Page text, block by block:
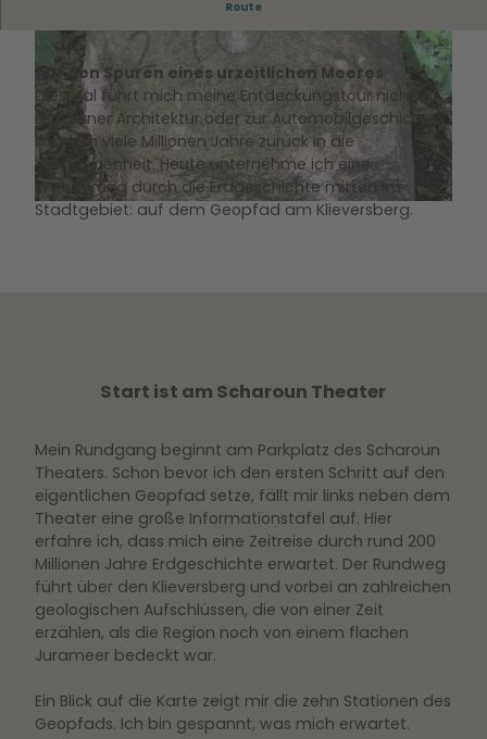
© Wolfsburg Wirtschaft und Marketing GmbH |
© Wolfsburg Wirtschaft und Marketing GmbH |CC0
Route
Auf den Spuren eines urzeitlichen Meeres
Diesmal führt mich meine Entdeckungstour nicht zu
moderner Architektur oder zur Automobilgeschichte,
sondern viele Millionen Jahre zurück in die
Vergangenheit. Heute unternehme ich eine
Wanderung durch die Erdgeschichte mitten im
Stadtgebiet: auf dem Geopfad am Klieversberg.
Start ist am Scharoun Theater
Mein Rundgang beginnt am Parkplatz des Scharoun
Theaters. Schon bevor ich den ersten Schritt auf den
eigentlichen Geopfad setze, fällt mir links neben dem
Theater eine große Informationstafel auf. Hier
erfahre ich, dass mich eine Zeitreise durch rund 200
Millionen Jahre Erdgeschichte erwartet. Der Rundweg
führt über den Klieversberg und vorbei an zahlreichen
geologischen Aufschlüssen, die von einer Zeit
erzählen, als die Region noch von einem flachen
Jurameer bedeckt war.
Ein Blick auf die Karte zeigt mir die zehn Stationen des
Geopfads. Ich bin gespannt, was mich erwartet.